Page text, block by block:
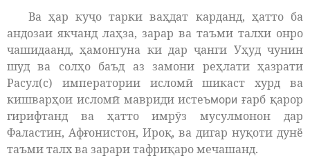
Ва ҳар куҷо тарки ваҳдат карданд, ҳатто ба
андозаи якчанд лаҳза, зарар ва таъми талхи онро
чашидаанд, ҳамонгуна ки дар ҷанги Уҳуд чунин
шуд ва солҳо баъд аз замони реҳлати ҳазрати
Расул(с) императории исломӣ шикаст хурд ва
кишварҳои исломӣ мавриди истеъмори ғарб қарор
гирифтанд ва ҳатто имрӯз мусулмонон дар
Фаластин, Афғонистон, Ироқ, ва дигар нуқоти дунё
таъми талх ва зарари тафриқаро мечашанд.